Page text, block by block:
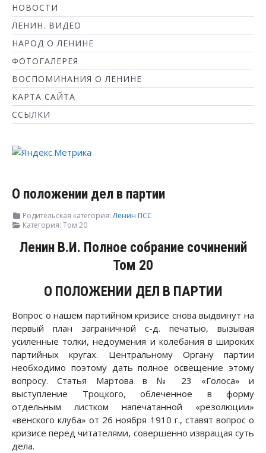
НОВОСТИ
ЛЕНИН. ВИДЕО
НАРОД О ЛЕНИНЕ
ФОТОГАЛЕРЕЯ
ВОСПОМИНАНИЯ О ЛЕНИНЕ
КАРТА САЙТА
ССЫЛКИ
О положении дел в партии
Родительская категория:Ленин ПСС
Категория: Том 20
Ленин В.И. Полное собрание сочинений
Том 20
О ПОЛОЖЕНИИ ДЕЛ В ПАРТИИ
Вопрос о нашем партийном кризисе снова выдвинут на
первый план заграничной с-д. печатью, вызывая
усиленные толки, недоумения и колебания в широких
партийных кругах. Центральному Органу партии
необходимо поэтому дать полное освещение этому
вопросу. Статья Мартова в № 23 «Голоса» и
выступление Троцкого, облеченное в форму
отдельным листком напечатанной «резолюции»
«венского клуба» от 26 ноября 1910 г., ставят вопрос о
кризисе перед читателями, совершенно извращая суть
дела.